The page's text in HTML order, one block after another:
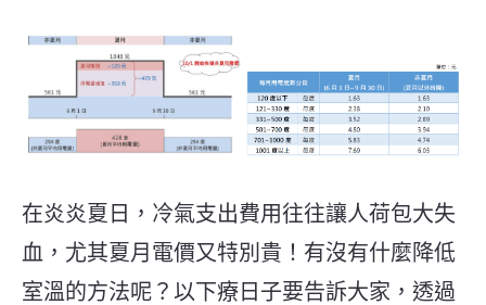
在炎炎夏日，冷氣支出費用往往讓人荷包大失
血，尤其夏月電價又特別貴！有沒有什麼降低
室溫的方法呢？以下療日子要告訴大家，透過